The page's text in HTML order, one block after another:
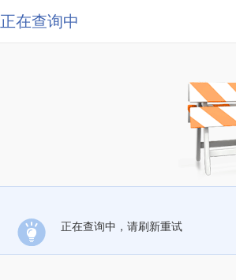
正在查询中
正在查询中，请刷新重试